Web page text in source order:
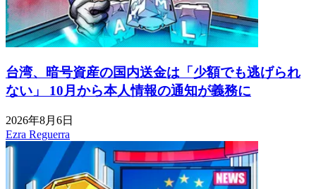
台湾、暗号資産の国内送金は「少額でも逃げられ
ない」 10月から本人情報の通知が義務に
2026年8月6日
Ezra Reguerra